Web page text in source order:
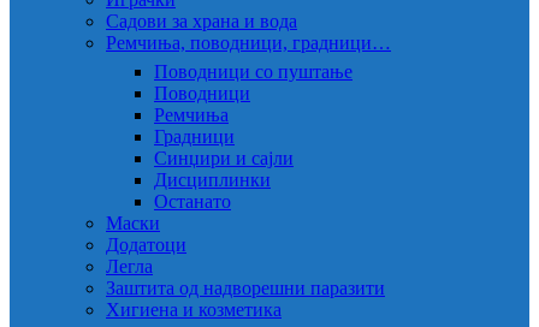
Садови за храна и вода
Ремчиња, поводници, градници…
Поводници со пуштање
Поводници
Ремчиња
Градници
Синџири и сајли
Дисциплинки
Останато
Маски
Додатоци
Легла
Заштита од надворешни паразити
Хигиена и козметика